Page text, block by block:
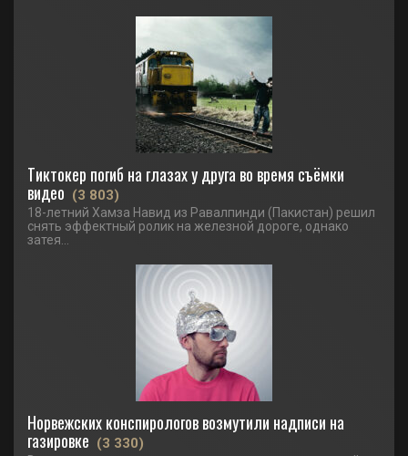
Тиктокер погиб на глазах у друга во время съёмки
видео (3 803)
18-летний Хамза Навид из Равалпинди (Пакистан) решил
снять эффектный ролик на железной дороге, однако
затея...
Норвежских конспирологов возмутили надписи на
газировке (3 330)